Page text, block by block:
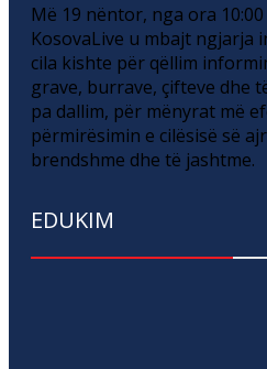
Më 19 nëntor, nga ora
KosovaLive u mbajt ngjarja
cila kishte për qëllim
grave, burrave, çifteve dhe
pa dallim, për mënyrat më
përmirësimin e cilësisë së
brendshme dhe të jashtme.
EDUKIM